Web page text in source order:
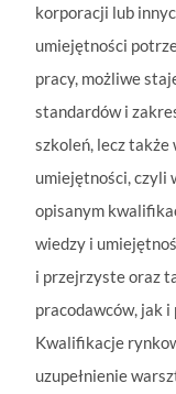
korporacji lub
umiejętności
pracy, możliwe
standardów i
szkoleń, lecz
umiejętności, czyli
opisanym
wiedzy i
i przejrzyste oraz
pracodawców, jak
Kwalifikacje
uzupełnienie